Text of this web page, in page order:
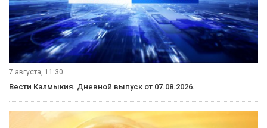
7 августа, 11:30
Вести Калмыкия. Дневной выпуск от 07.08.2026.